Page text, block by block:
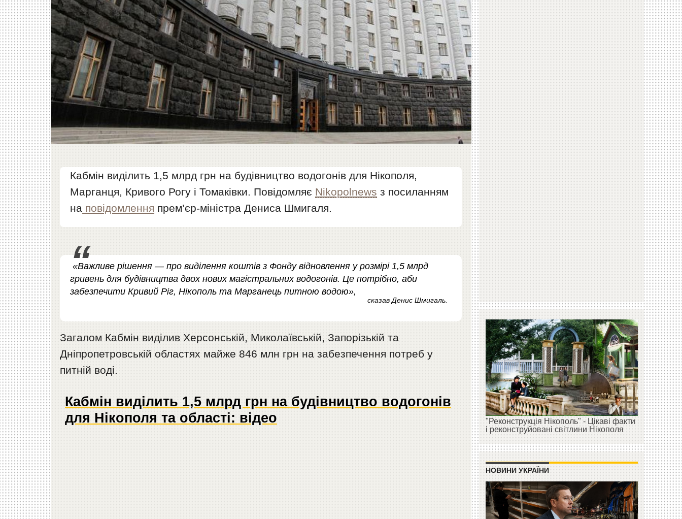
Кабмін виділить 1,5 млрд грн на будівництво водогонів для Нікополя,
Марганця, Кривого Рогу і Томаківки. Повідомляє Nikopolnews з посиланням
на повідомлення прем’єр-міністра Дениса Шмигаля.
«Важливе рішення — про виділення коштів з Фонду відновлення у розмірі 1,5 млрд
гривень для будівництва двох нових магістральних водогонів. Це потрібно, аби
забезпечити Кривий Ріг, Нікополь та Марганець питною водою»,
сказав Денис Шмигаль.
Загалом Кабмін виділив Херсонській, Миколаївській, Запорізькій та
Дніпропетровській областях майже 846 млн грн на забезпечення потреб у
питній воді.
Кабмін виділить 1,5 млрд грн на будівництво водогонів
для Нікополя та області: відео
"Реконструкція Нікополь" - Цікаві факти
і реконструйовані світлини Нікополя
НОВИНИ УКРАЇНИ